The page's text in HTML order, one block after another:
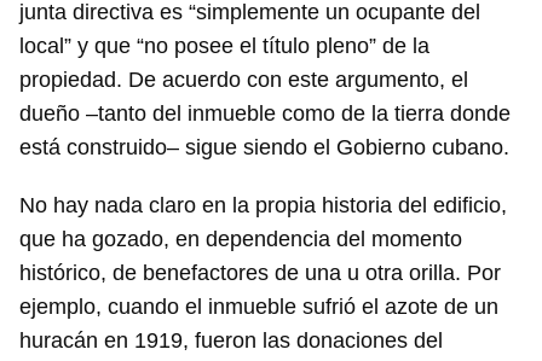
junta directiva es “simplemente un ocupante del
local” y que “no posee el título pleno” de la
propiedad. De acuerdo con este argumento, el
dueño –tanto del inmueble como de la tierra donde
está construido– sigue siendo el Gobierno cubano.
No hay nada claro en la propia historia del edificio,
que ha gozado, en dependencia del momento
histórico, de benefactores de una u otra orilla. Por
ejemplo, cuando el inmueble sufrió el azote de un
huracán en 1919, fueron las donaciones del